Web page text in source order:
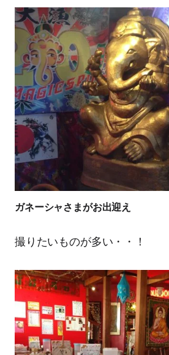
ガネーシャさまがお出迎え
撮りたいものが多い・・！